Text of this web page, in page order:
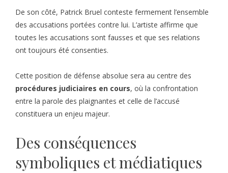
De son côté, Patrick Bruel conteste fermement l’ensemble
des accusations portées contre lui. L’artiste affirme que
toutes les accusations sont fausses et que ses relations
ont toujours été consenties.
Cette position de défense absolue sera au centre des
procédures judiciaires en cours, où la confrontation
entre la parole des plaignantes et celle de l’accusé
constituera un enjeu majeur.
Des conséquences
symboliques et médiatiques